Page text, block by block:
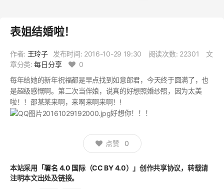
表姐结婚啦！
作者: 王玲子 发布时间: 2016-10-29 19:30 阅读次数: 22301
文
章分类:每日分享
0
每年给她的新年祝福都是早点找到如意郎君，今天终于圆满了，也
是超级感慨啊。第二次当伴娘，说真的好想照婚纱照，因为太美
啦！！邵某某来啊，来啊来啊来啊！!
好想你！！！
点赞 0
本站采用 「署名 4.0 国际（CC BY 4.0）」创作共享协议，转载请
注明本文出处及链接。